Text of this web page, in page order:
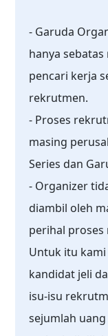
- Garuda
hanya
pencari kerja
rekrutmen.
- Proses
masing
Series dan
- Organizer
diambil oleh
perihal
Untuk itu
kandidat jeli
isu-isu
sejumlah